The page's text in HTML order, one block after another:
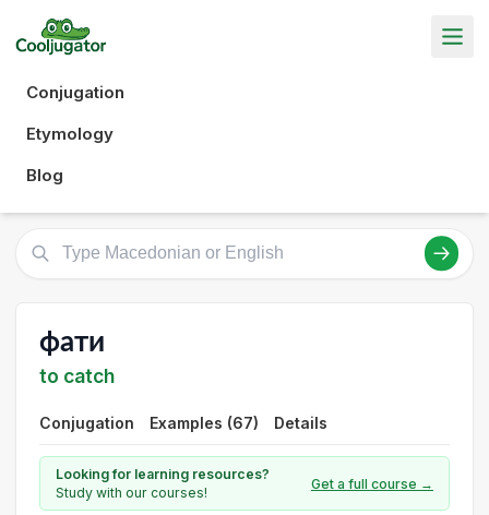
Conjugation
Etymology
Blog
фати
to catch
Conjugation Examples (67) Details
Looking for learning resources?
Study with our courses!
Get a full course →